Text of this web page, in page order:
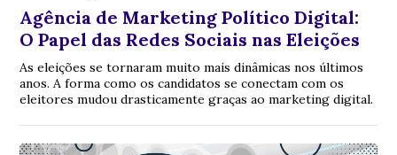
Agência de Marketing Político Digital:
O Papel das Redes Sociais nas Eleições
As eleições se tornaram muito mais dinâmicas nos últimos
anos. A forma como os candidatos se conectam com os
eleitores mudou drasticamente graças ao marketing digital.